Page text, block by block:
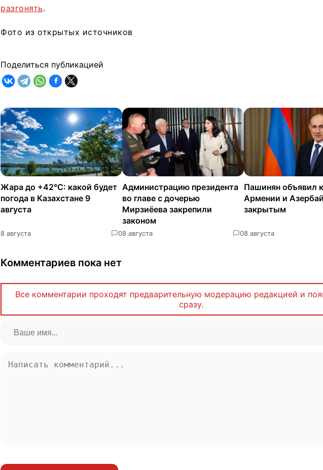
разгонять.
Фото из открытых источников
Поделиться публикацией
Жара до +42°C: какой будет
погода в Казахстане 9
августа
8 августа 0
Администрацию президента
во главе с дочерью
Мирзиёева закрепили
законом
8 августа 0
Пашинян объявил
Армении и
закрытым
8 августа
Комментариев пока нет
Все комментарии проходят предварительную модерацию редакцией и
сразу.